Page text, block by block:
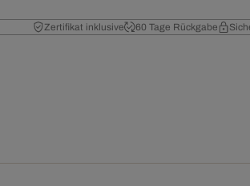
Zertifikat inklusive 60 Tage Rückgabe